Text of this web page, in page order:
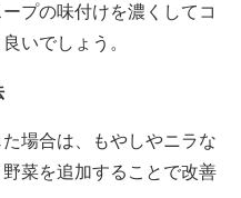
プの味付けを濃くしてコ
いでしょう。
場合は、もやしやニラな
菜を追加することで改善